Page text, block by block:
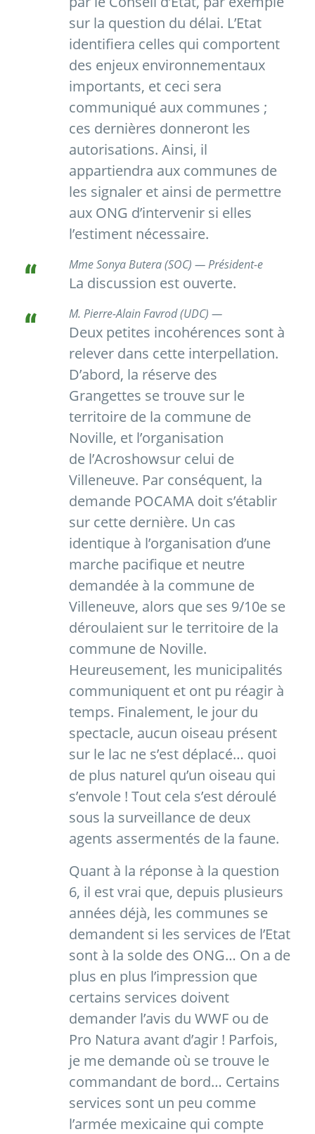
sur la question du délai. L’Etat
identifiera celles qui comportent
des enjeux environnementaux
importants, et ceci sera
communiqué aux communes ;
ces dernières donneront les
autorisations. Ainsi, il
appartiendra aux communes de
les signaler et ainsi de permettre
aux ONG d’intervenir si elles
l’estiment nécessaire.
Mme Sonya Butera (SOC) — Président-e
La discussion est ouverte.
M. Pierre-Alain Favrod (UDC) —
Deux petites incohérences sont à
relever dans cette interpellation.
D’abord, la réserve des
Grangettes se trouve sur le
territoire de la commune de
Noville, et l’organisation
de l’Acroshowsur celui de
Villeneuve. Par conséquent, la
demande POCAMA doit s’établir
sur cette dernière. Un cas
identique à l’organisation d’une
marche pacifique et neutre
demandée à la commune de
Villeneuve, alors que ses 9/10e se
déroulaient sur le territoire de la
commune de Noville.
Heureusement, les municipalités
communiquent et ont pu réagir à
temps. Finalement, le jour du
spectacle, aucun oiseau présent
sur le lac ne s’est déplacé… quoi
de plus naturel qu’un oiseau qui
s’envole ! Tout cela s’est déroulé
sous la surveillance de deux
agents assermentés de la faune.
Quant à la réponse à la question
6, il est vrai que, depuis plusieurs
années déjà, les communes se
demandent si les services de l’Etat
sont à la solde des ONG… On a de
plus en plus l’impression que
certains services doivent
demander l’avis du WWF ou de
Pro Natura avant d’agir ! Parfois,
je me demande où se trouve le
commandant de bord… Certains
services sont un peu comme
l’armée mexicaine qui compte